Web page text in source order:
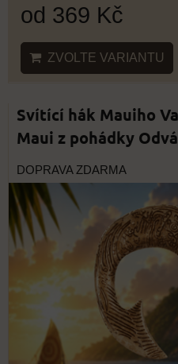
od 369 Kč
ZVOLTE VARIANTU
Svítící hák Mauiho
Maui z pohádky
DOPRAVA ZDARMA